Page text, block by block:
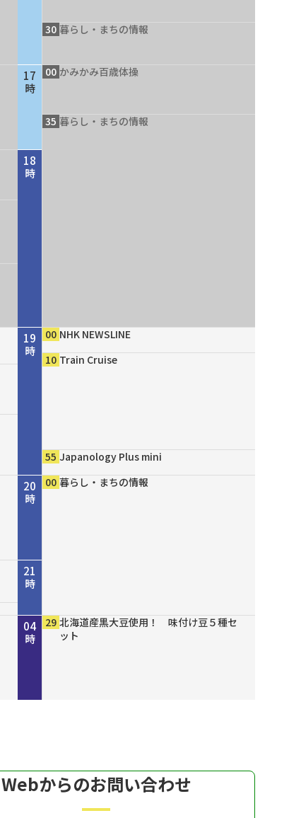
17
時
18
時
19
時
20
時
21
時
22
時
23
時
00
時
01
時
02
時
03
時
04
時
30 暮らし・まちの情報
00 かみかみ百歳体操
35 暮らし・まちの情報
00 NHK NEWSLINE
10 Train Cruise
55 Japanology Plus mini
00 暮らし・まちの情報
00 NHK NEWSLINE
10 NHK WORLD-JAPAN Special program
00 守ろう命プラス～今からできる！我が家
の防災～
30 災害に備える～地震編～
00 ショップスターバリュー チェンジ 美
白の日スペシャル
00 緊急開催！ 真夏の大特価市モズ
00 有機クコピューレ１００％！ オーガニ
ックゴジベリージュース
00 ブレスエアー ベストフィットピロー
２ 通気性抜群で背中までサポート
00 備長炭仕上げ こだわりのやきとり缶詰
29 北海道産黒大豆使用！ 味付け豆５種セ
ット
Webからのお問い合わせ